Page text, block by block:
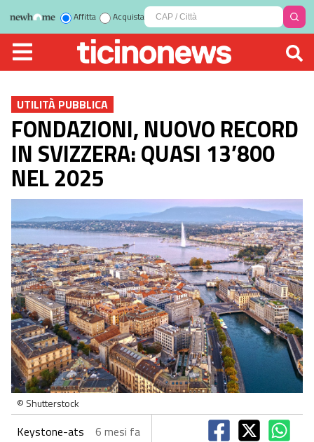
Affitta Acquista
UTILITÀ PUBBLICA
FONDAZIONI, NUOVO RECORD
IN SVIZZERA: QUASI 13’800
NEL 2025
© Shutterstock
Keystone-ats 6 mesi fa